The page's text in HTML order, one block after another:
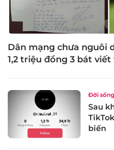
Dân mạng chưa nguôi
1,2 triệu đồng 3 bát
Đời sống
Sau
biến